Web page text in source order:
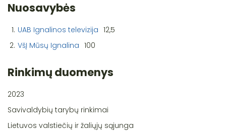
Nuosavybės
1. UAB Ignalinos televizija 12,5
2. VšĮ Mūsų Ignalina 100
Rinkimų duomenys
2023
Savivaldybių tarybų rinkimai
Lietuvos valstiečių ir žaliųjų sąjunga